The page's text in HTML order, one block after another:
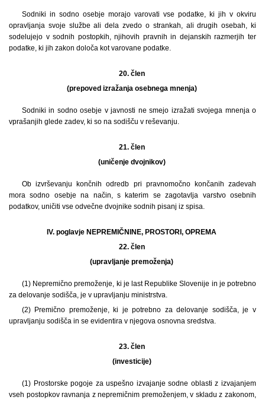
Sodniki in sodno osebje morajo varovati vse podatke, ki jih v okviru
opravljanja svoje službe ali dela zvedo o strankah, ali drugih osebah, ki
sodelujejo v sodnih postopkih, njihovih pravnih in dejanskih razmerjih ter
podatke, ki jih zakon določa kot varovane podatke.
20. člen
(prepoved izražanja osebnega mnenja)
Sodniki in sodno osebje v javnosti ne smejo izražati svojega mnenja o
vprašanjih glede zadev, ki so na sodišču v reševanju.
21. člen
(uničenje dvojnikov)
Ob izvrševanju končnih odredb pri pravnomočno končanih zadevah
mora sodno osebje na način, s katerim se zagotavlja varstvo osebnih
podatkov, uničiti vse odvečne dvojnike sodnih pisanj iz spisa.
IV. poglavje NEPREMIČNINE, PROSTORI, OPREMA
22. člen
(upravljanje premoženja)
(1) Nepremično premoženje, ki je last Republike Slovenije in je potrebno
za delovanje sodišča, je v upravljanju ministrstva.
(2) Premično premoženje, ki je potrebno za delovanje sodišča, je v
upravljanju sodišča in se evidentira v njegova osnovna sredstva.
23. člen
(investicije)
(1) Prostorske pogoje za uspešno izvajanje sodne oblasti z izvajanjem
vseh postopkov ravnanja z nepremičnim premoženjem, v skladu z zakonom,